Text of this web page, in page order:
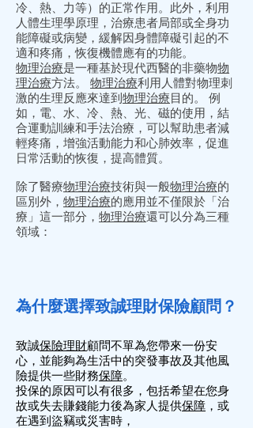
冷、熱、力等）的正常作用。此外，利用
人體生理學原理，治療患者局部或全身功
能障礙或病變，緩解因身體障礙引起的不
適和疼痛，恢復機體應有的功能。
物理治療是一種基於現代西醫的非藥物物
理治療方法。 物理治療利用人體對物理刺
激的生理反應來達到 物理治療目的。 例
如，電、水、冷、熱、光、磁的使用，結
合運動訓練和手法治療，可以幫助患者減
輕疼痛，增強活動能力和心肺效率，促進
日常活動的恢復，提高體質。
除了醫療物理治療技術與一般物理治療的
區別外， 物理治療的應用並不僅限於「治
療」這一部分， 物理治療還可以分為三種
領域：
為什麼選擇致誠理財保險顧問？
致誠保險理財顧問不單為您帶來一份安
心，並能夠為生活中的突發事故及其他風
險提供一些財務保障。
投保的原因可以有很多，包括希望在您身
故或失去賺錢能力後為家人提供保障 ，或
在遇到盜竊或災害時，